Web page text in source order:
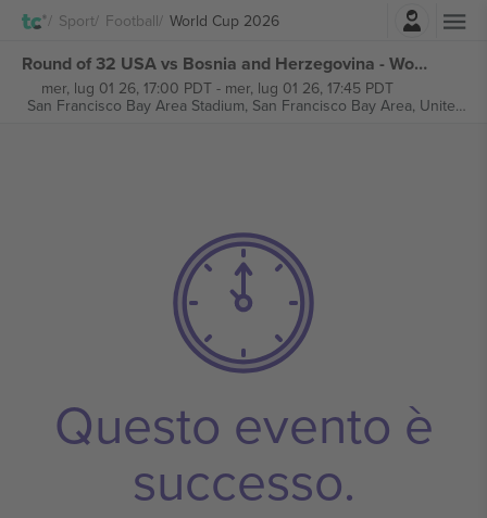
Sport Football World Cup 2026Accesso
Round of 32 USA vs Bosnia and Herzegovina - World Cup 2026 - M81 biglietti
mer, lug 01 26, 17:00 PDT- mer, lug 01 26, 17:45 PDT
San Francisco Bay Area Stadium, San Francisco Bay Area, United States
Questo evento è
successo.